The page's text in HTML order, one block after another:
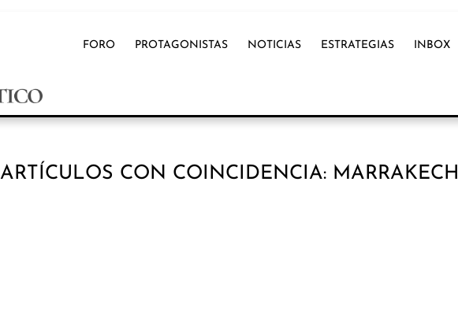
FORO PROTAGONISTAS NOTICIAS ESTRATEGIAS INBOX
ARTÍCULOS CON COINCIDENCIA: MARRAKECH